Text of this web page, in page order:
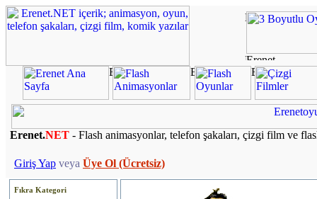
Erenet.NET - Flash animasyonlar, telefon şakaları, çizgi film ve
Giriş Yap veya Üye Ol (Ücretsiz)
Fıkra Kategori